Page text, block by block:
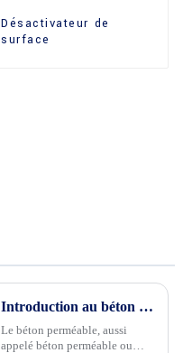
Désactivateur de
surface
Introduction au béton perméable
Le béton perméable, aussi
appelé béton perméable ou